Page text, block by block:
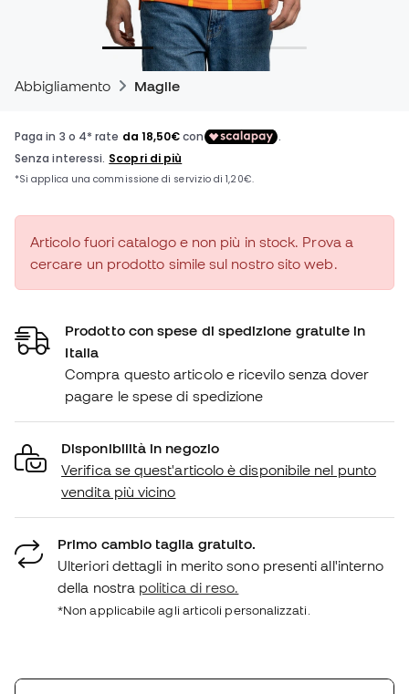
Abbigliamento Maglie
Articolo fuori catalogo e non più in stock. Prova a
cercare un prodotto simile sul nostro sito web.
Prodotto con spese di spedizione gratuite in
Italia
Compra questo articolo e ricevilo senza dover
pagare le spese di spedizione
Disponibilità in negozio
Verifica se quest'articolo è disponibile nel punto
vendita più vicino
Primo cambio taglia gratuito.
Ulteriori dettagli in merito sono presenti all'interno
della nostra politica di reso.
*Non applicabile agli articoli personalizzati.